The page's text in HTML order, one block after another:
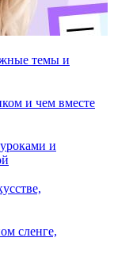
темы и
и чем вместе
и
сленге,